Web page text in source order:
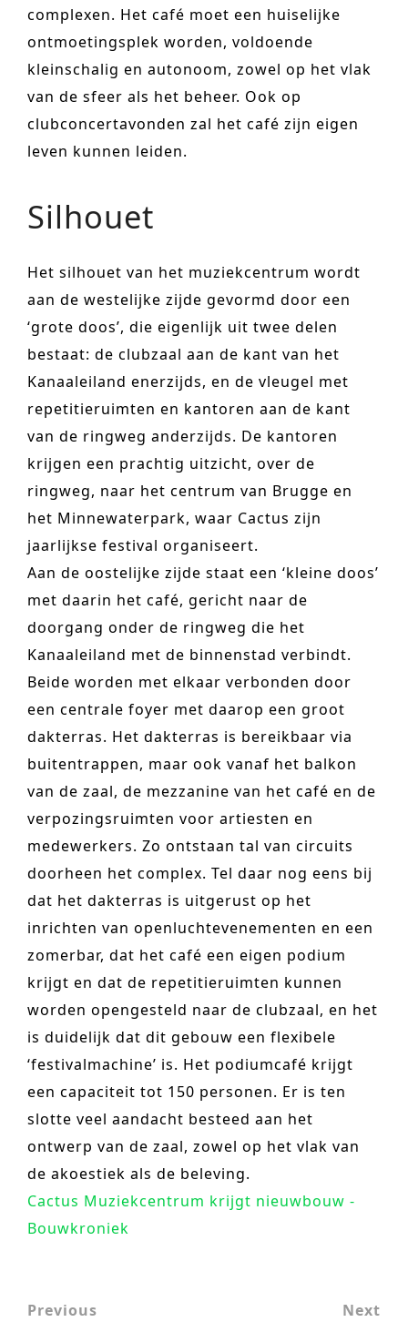
complexen. Het café moet een huiselijke
ontmoetingsplek worden, voldoende
kleinschalig en autonoom, zowel op het vlak
van de sfeer als het beheer. Ook op
clubconcertavonden zal het café zijn eigen
leven kunnen leiden.
Silhouet
Het silhouet van het muziekcentrum wordt
aan de westelijke zijde gevormd door een
‘grote doos’, die eigenlijk uit twee delen
bestaat: de clubzaal aan de kant van het
Kanaaleiland enerzijds, en de vleugel met
repetitieruimten en kantoren aan de kant
van de ringweg anderzijds. De kantoren
krijgen een prachtig uitzicht, over de
ringweg, naar het centrum van Brugge en
het Minnewaterpark, waar Cactus zijn
jaarlijkse festival organiseert.
Aan de oostelijke zijde staat een ‘kleine doos’
met daarin het café, gericht naar de
doorgang onder de ringweg die het
Kanaaleiland met de binnenstad verbindt.
Beide worden met elkaar verbonden door
een centrale foyer met daarop een groot
dakterras. Het dakterras is bereikbaar via
buitentrappen, maar ook vanaf het balkon
van de zaal, de mezzanine van het café en de
verpozingsruimten voor artiesten en
medewerkers. Zo ontstaan tal van circuits
doorheen het complex. Tel daar nog eens bij
dat het dakterras is uitgerust op het
inrichten van openluchtevenementen en een
zomerbar, dat het café een eigen podium
krijgt en dat de repetitieruimten kunnen
worden opengesteld naar de clubzaal, en het
is duidelijk dat dit gebouw een flexibele
‘festivalmachine’ is. Het podiumcafé krijgt
een capaciteit tot 150 personen. Er is ten
slotte veel aandacht besteed aan het
ontwerp van de zaal, zowel op het vlak van
de akoestiek als de beleving.
Cactus Muziekcentrum krijgt nieuwbouw -
Bouwkroniek
Previous Next